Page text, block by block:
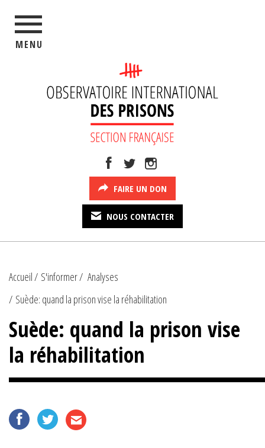
MENU
FAIRE UN DON
NOUS CONTACTER
Accueil S'informer
Analyses
Suède: quand la prison vise la réhabilitation
Suède: quand la prison vise
la réhabilitation